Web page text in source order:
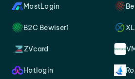
MostLogin
B2C Bewiser1
ZVcard
Hotlogin